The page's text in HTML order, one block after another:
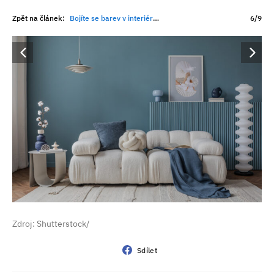
Zpět na článek: Bojíte se barev v interiéru? Barevný kruh ukáže, které kombinace fungují a které raději vynechat 6/9
Zdroj: Shutterstock/
Sdílet